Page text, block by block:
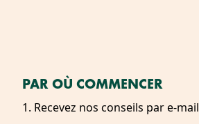
PAR OÙ COMMENCER
1. Recevez nos conseils par e-mail